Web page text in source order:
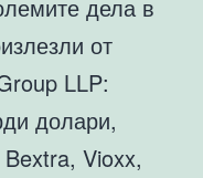
дела в
от
LLP:
долари,
Vioxx,